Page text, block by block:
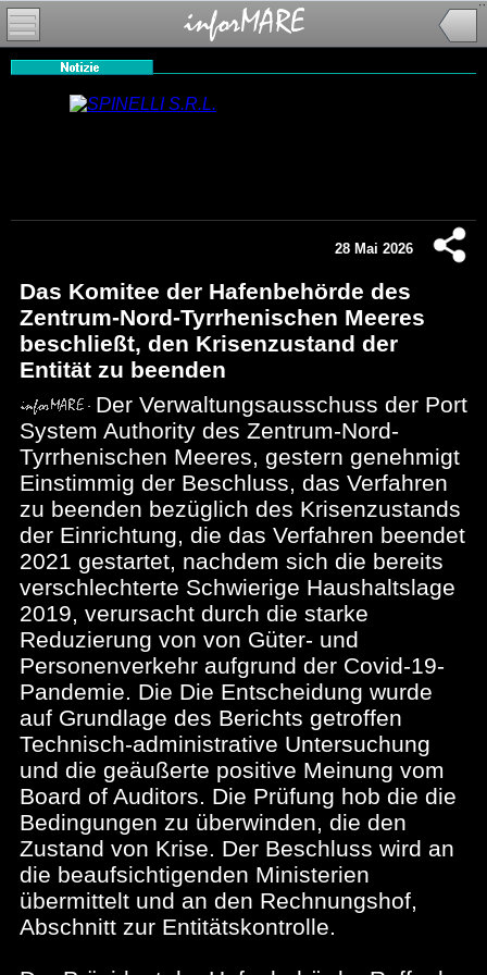
28 Mai 2026
Das Komitee der Hafenbehörde des
Zentrum-Nord-Tyrrhenischen Meeres
beschließt, den Krisenzustand der
Entität zu beenden
Der Verwaltungsausschuss der Port
System Authority des Zentrum-Nord-
Tyrrhenischen Meeres, gestern genehmigt
Einstimmig der Beschluss, das Verfahren
zu beenden bezüglich des Krisenzustands
der Einrichtung, die das Verfahren beendet
2021 gestartet, nachdem sich die bereits
verschlechterte Schwierige Haushaltslage
2019, verursacht durch die starke
Reduzierung von von Güter- und
Personenverkehr aufgrund der Covid-19-
Pandemie. Die Die Entscheidung wurde
auf Grundlage des Berichts getroffen
Technisch-administrative Untersuchung
und die geäußerte positive Meinung vom
Board of Auditors. Die Prüfung hob die die
Bedingungen zu überwinden, die den
Zustand von Krise. Der Beschluss wird an
die beaufsichtigenden Ministerien
übermittelt und an den Rechnungshof,
Abschnitt zur Entitätskontrolle.